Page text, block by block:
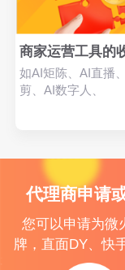
商家运营工具的
如AI矩陈、AI直播
剪、AI数字人、
代理商申请
您可以申请为微
牌，直面DY、快